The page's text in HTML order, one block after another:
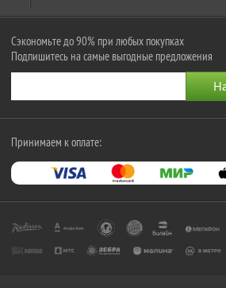
Сэкономьте до 90% при любых покупках
Подпишитесь на самые выгодные предложения
Принимаем к оплате: